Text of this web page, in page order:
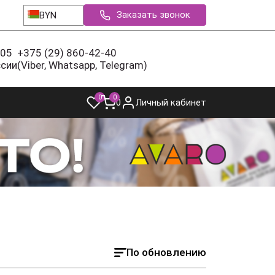
BYN Заказать звонок
+375 (29) 860-42-40
(Viber, Whatsapp, Telegram)
0 00 Личный кабинет
По обновлению